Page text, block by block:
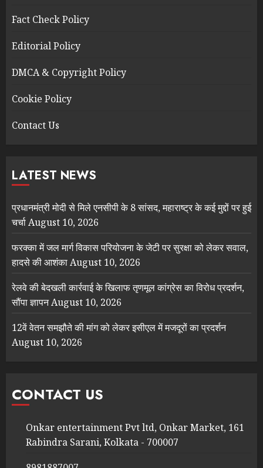
Fact Check Policy
Editorial Policy
DMCA & Copyright Policy
Cookie Policy
Contact Us
LATEST NEWS
प्रधानमंत्री मोदी से मिले एनसीपी के 8 सांसद, महाराष्ट्र के कई मुद्दों पर हुई
चर्चाAugust 10, 2026
फरक्का में जल मार्ग विकास परियोजना के जेटी पर सुरक्षा को लेकर सवाल,
हादसे की आशंकाAugust 10, 2026
रेलवे की बेदखली कार्रवाई के खिलाफ तृणमूल कांग्रेस का विरोध प्रदर्शन,
सौंपा ज्ञापनAugust 10, 2026
12वें वेतन समझौते की मांग को लेकर इसीएल में मजदूरों का प्रदर्शन
August 10, 2026
CONTACT US
Onkar entertainment Pvt ltd, Onkar Market, 161
Rabindra Sarani, Kolkata - 700007